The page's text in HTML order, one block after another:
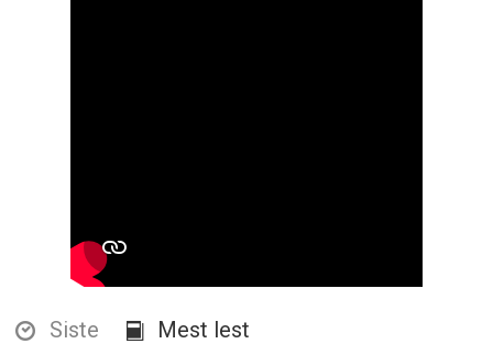
Siste Mest lest